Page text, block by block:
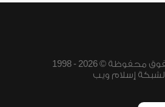
جميع الحقوق محفوظة © 2026 - 1998
لشبكة إسلام ويب